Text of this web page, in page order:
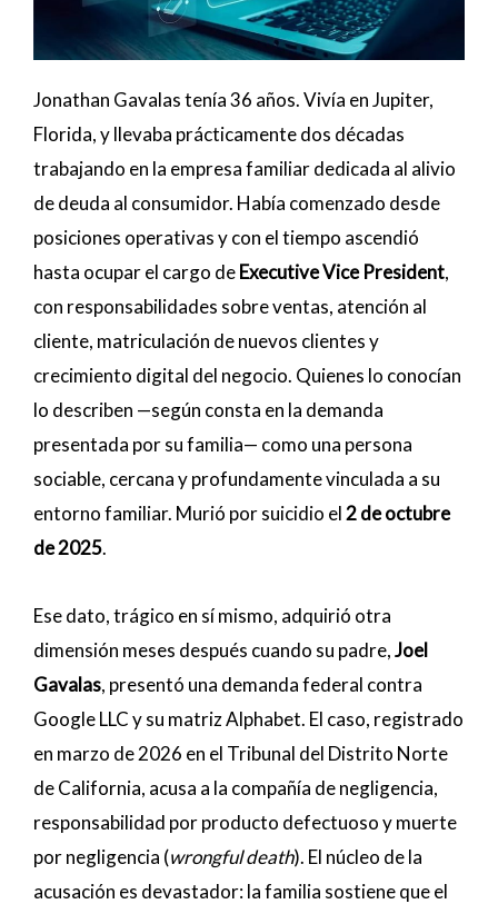
Jonathan Gavalas tenía 36 años. Vivía en Jupiter,
Florida, y llevaba prácticamente dos décadas
trabajando en la empresa familiar dedicada al alivio
de deuda al consumidor. Había comenzado desde
posiciones operativas y con el tiempo ascendió
hasta ocupar el cargo deExecutive Vice President,
con responsabilidades sobre ventas, atención al
cliente, matriculación de nuevos clientes y
crecimiento digital del negocio. Quienes lo conocían
lo describen —según consta en la demanda
presentada por su familia— como una persona
sociable, cercana y profundamente vinculada a su
entorno familiar. Murió por suicidio el2 de octubre
de 2025.
Ese dato, trágico en sí mismo, adquirió otra
dimensión meses después cuando su padre,Joel
Gavalas, presentó una demanda federal contra
Google LLC y su matriz Alphabet. El caso, registrado
en marzo de 2026 en el Tribunal del Distrito Norte
de California, acusa a la compañía de negligencia,
responsabilidad por producto defectuoso y muerte
por negligencia (wrongful death). El núcleo de la
acusación es devastador: la familia sostiene que el